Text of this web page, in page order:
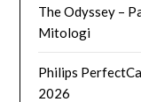
The Odyssey –
Mitologi
Philips
2026